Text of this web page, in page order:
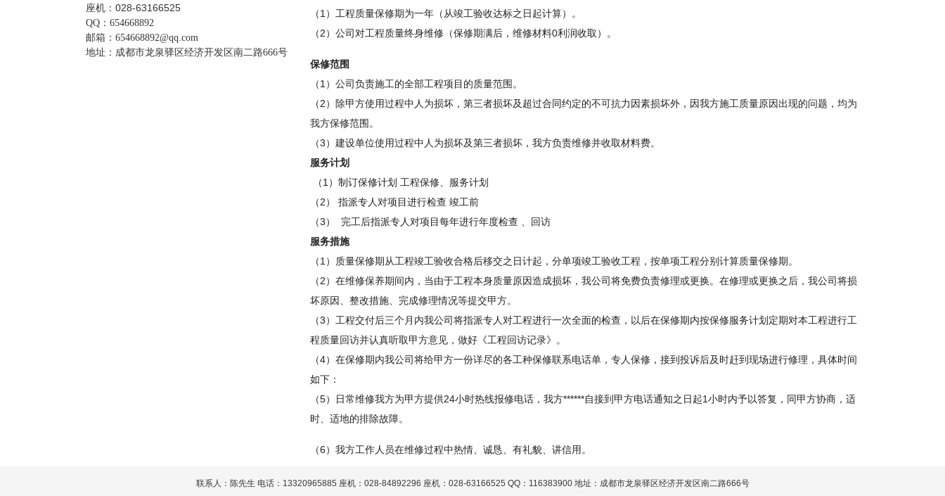
座机：028-63166525
QQ：654668892
邮箱：654668892@qq.com
地址：成都市龙泉驿区经济开发区南二路666号
（1）工程质量保修期为一年（从竣工验收达标之日起计算）。
（2）公司对工程质量终身维修（保修期满后，维修材料0利润收取）。
保修范围
（1）公司负责施工的全部工程项目的质量范围。
（2）除甲方使用过程中人为损坏，第三者损坏及超过合同约定的不可抗力因素损坏外，因我方施工质量原因出现的问题，均为
我方保修范围。
（3）建设单位使用过程中人为损坏及第三者损坏，我方负责维修并收取材料费。
服务计划
（1）制订保修计划 工程保修、服务计划
（2） 指派专人对项目进行检查 竣工前
（3）
完工后指派专人对项目每年进行年度检查 、回访
服务措施
（1）质量保修期从工程竣工验收合格后移交之日计起，分单项竣工验收工程，按单项工程分别计算质量保修期。
（2）在维修保养期间内，当由于工程本身质量原因造成损坏，我公司将免费负责修理或更换。在修理或更换之后，我公司将损
坏原因、整改措施、完成修理情况等提交甲方。
（3）工程交付后三个月内我公司将指派专人对工程进行一次全面的检查，以后在保修期内按保修服务计划定期对本工程进行工
程质量回访并认真听取甲方意见，做好《工程回访记录》。
（4）在保修期内我公司将给甲方一份详尽的各工种保修联系电话单，专人保修，接到投诉后及时赶到现场进行修理，具体时间
如下：
（5）日常维修我方为甲方提供24小时热线报修电话，我方******自接到甲方电话通知之日起1小时内予以答复，同甲方协商，适
时、适地的排除故障。
（6）我方工作人员在维修过程中热情、诚恳、有礼貌、讲信用。
联系人：陈先生 电话：13320965885 座机：028-84892296 座机：028-63166525 QQ：116383900 地址：成都市龙泉驿区经济开发区南二路666号